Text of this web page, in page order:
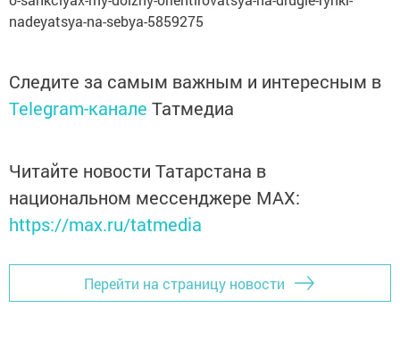
nadeyatsya-na-sebya-5859275
Следите за самым важным и интересным в
Telegram-канале Татмедиа
Читайте новости Татарстана в
национальном мессенджере MАХ:
https://max.ru/tatmedia
Перейти на страницу новости